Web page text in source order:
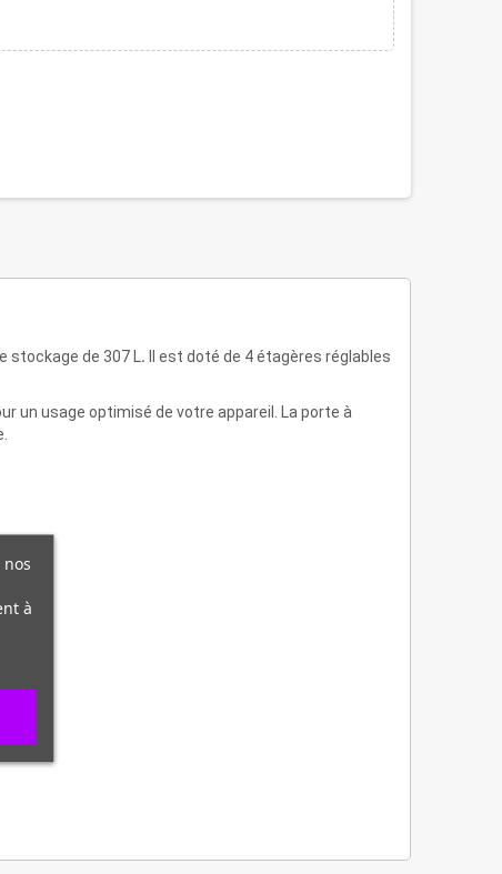
stockage de 307 L. Il est doté de 4 étagères réglables
un usage optimisé de votre appareil. La porte à
à